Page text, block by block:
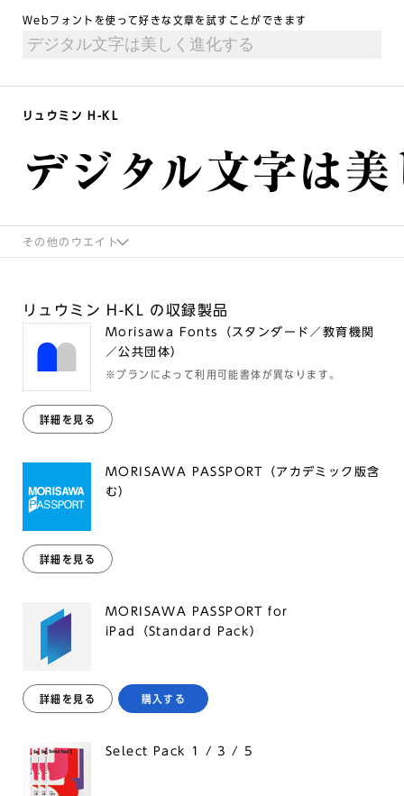
Webフォントを使って好きな文章を試すことができます
リュウミン H-KL
デジタル文字は
その他のウエイト
リュウミン H-KL の収録製品
Morisawa Fonts（スタンダード／教育機関
／公共団体）
※プランによって利用可能書体が異なります。
詳細を見る
MORISAWA PASSPORT（アカデミック版含
む）
詳細を見る
MORISAWA PASSPORT for
iPad（Standard Pack）
詳細を見る 購入する
Select Pack 1 / 3 / 5